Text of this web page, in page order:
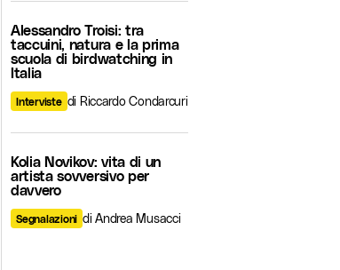
Alessandro Troisi: tra
taccuini, natura e la prima
scuola di birdwatching in
Italia
Interviste di Riccardo Condarcuri
Kolia Novikov: vita di un
artista sovversivo per
davvero
Segnalazioni di Andrea Musacci